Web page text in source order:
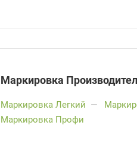
Маркировка
Маркировка Легкий —
Маркировка Профи